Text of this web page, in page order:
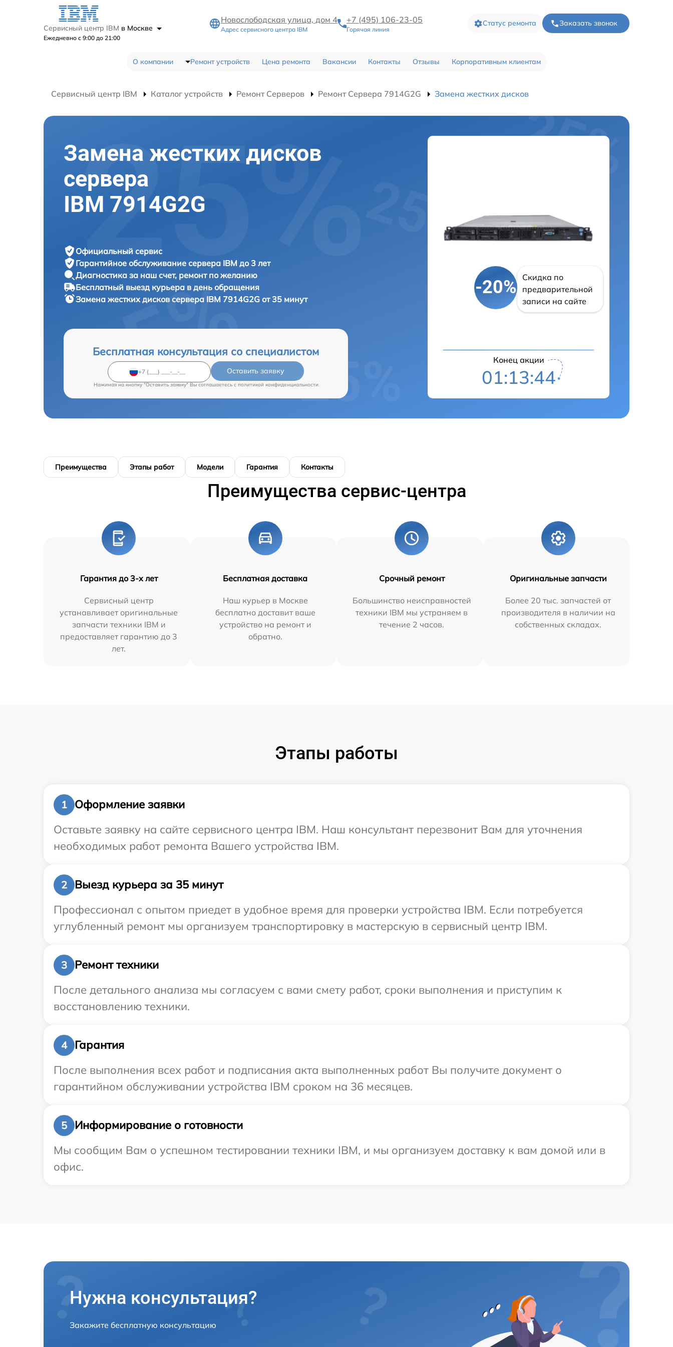
Сервисный центр IBM в Москве
Ежедневно с 9:00 до 21:00
Новослободская улица, дом 4
Адрес сервисного центра IBM
+7 (495) 106-23-05
Горячая линия
Статус ремонта Заказать звонок
О компании Ремонт устройств Цена ремонта Вакансии Контакты Отзывы Корпоративным клиентам
Сервисный центр IBM Каталог устройств Ремонт Серверов Ремонт Сервера 7914G2G Замена жестких дисков
Замена жестких дисков
сервера
IBM 7914G2G
Официальный сервис
Гарантийное обслуживание сервера IBM до 3 лет
Диагностика за наш счет, ремонт по желанию
Бесплатный выезд курьера в день обращения
Замена жестких дисков сервера IBM 7914G2G от 35 минут
Бесплатная консультация со специалистом
Оставить заявку
Нажимая на кнопку "Оставить заявку" Вы соглашаетесь c политикой конфиденциальности
-20%
Скидка по
предварительной
записи на сайте
Конец акции
01:13:43
Преимущества Этапы работ Модели Гарантия Контакты
Преимущества сервис-центра
Гарантия до 3-х лет
Сервисный центр
устанавливает оригинальные
запчасти техники IBM и
предоставляет гарантию до 3
лет.
Бесплатная доставка
Наш курьер в Москве
бесплатно доставит ваше
устройство на ремонт и
обратно.
Срочный ремонт
Большинство неисправностей
техники IBM мы устраняем в
течение 2 часов.
Оригинальные запчасти
Более 20 тыс. запчастей от
производителя в наличии на
собственных складах.
Этапы работы
1
Оформление заявки
Оставьте заявку на сайте сервисного центра IBM. Наш консультант перезвонит Вам для уточнения
необходимых работ ремонта Вашего устройства IBM.
2
Выезд курьера за 35 минут
Профессионал с опытом приедет в удобное время для проверки устройства IBM. Если потребуется
углубленный ремонт мы организуем транспортировку в мастерскую в сервисный центр IBM.
3
Ремонт техники
После детального анализа мы согласуем с вами смету работ, сроки выполнения и приступим к
восстановлению техники.
4
Гарантия
После выполнения всех работ и подписания акта выполненных работ Вы получите документ о
гарантийном обслуживании устройства IBM сроком на 36 месяцев.
5
Информирование о готовности
Мы сообщим Вам о успешном тестировании техники IBM, и мы организуем доставку к вам домой или в
офис.
Нужна консультация?
Закажите бесплатную консультацию